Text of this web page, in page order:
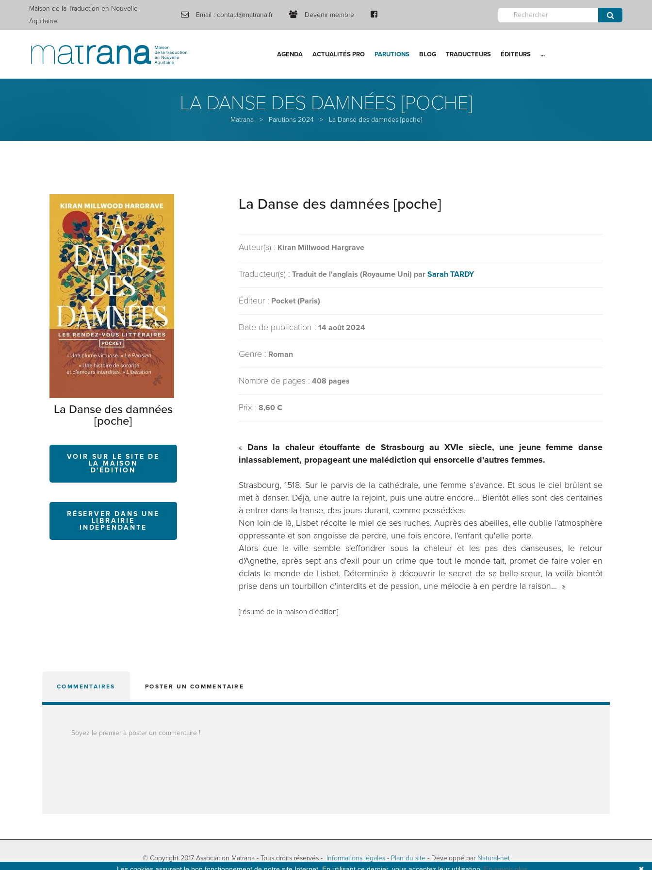
Maison de la Traduction en Nouvelle-
Aquitaine
Email : contact@matrana.fr Devenir membre
AGENDA ACTUALITÉS PRO PARUTIONS BLOG TRADUCTEURS ÉDITEURS ...
LA DANSE DES DAMNÉES [POCHE]
Matrana> Parutions 2024 > La Danse des damnées [poche]
La Danse des damnées
[poche]
VOIR SUR LE SITE DE
LA MAISON
D'ÉDITION
RÉSERVER DANS UNE
LIBRAIRIE
INDÉPENDANTE
La Danse des damnées [poche]
Auteur(s) : Kiran Millwood Hargrave
Traducteur(s) : Traduit de l'anglais (Royaume Uni) par Sarah TARDY
Éditeur : Pocket (Paris)
Date de publication : 14 août 2024
Genre : Roman
Nombre de pages : 408 pages
Prix : 8,60 €
« Dans la chaleur étouffante de Strasbourg au XVIe siècle, une jeune femme danse
inlassablement, propageant une malédiction qui ensorcelle d'autres femmes.
Strasbourg, 1518. Sur le parvis de la cathédrale, une femme s’avance. Et sous le ciel brûlant se
met à danser. Déjà, une autre la rejoint, puis une autre encore… Bientôt elles sont des centaines
à entrer dans la transe, des jours durant, comme possédées.
Non loin de là, Lisbet récolte le miel de ses ruches. Auprès des abeilles, elle oublie l'atmosphère
oppressante et son angoisse de perdre, une fois encore, l'enfant qu'elle porte.
Alors que la ville semble s'effondrer sous la chaleur et les pas des danseuses, le retour
d'Agnethe, après sept ans d'exil pour un crime que tout le monde tait, promet de faire voler en
éclats le monde de Lisbet. Déterminée à découvrir le secret de sa belle-sœur, la voilà bientôt
prise dans un tourbillon d'interdits et de passion, une mélodie à en perdre la raison... »
[résumé de la maison d'édition]
COMMENTAIRES POSTER UN COMMENTAIRE
Soyez le premier à poster un commentaire !
© Copyright 2017 Association Matrana - Tous droits réservés - Informations légales- Plan du site - Développé par Natural-net